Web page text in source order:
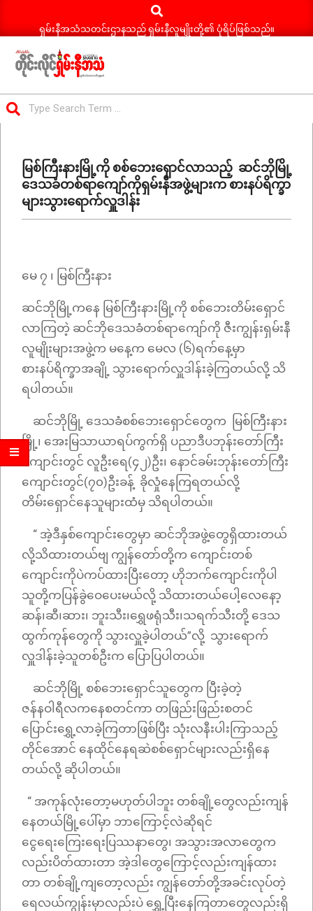
Search
ရှမ်းနီအသံသတင်းဌာနသည် ရှမ်းနီလူမျိုးတို့၏ ပုံရိပ်ဖြစ်သည်။
ရှမ်း
နီ
သတင်း
Menuမြစ်ကြီးနားမြို့ကို စစ်ဘေးရှောင်လာသည့် ဆင်ဘိုမြို့
ဒေသခံတစ်ရာကျော်ကိုရှမ်းနီအဖွဲ့များက စားနပ်ရိက္ခာ
များသွားရောက်လှူဒါန်း
မေ ၇ ၊ မြစ်ကြီးနား
ဆင်ဘိုမြို့ကနေ မြစ်ကြီးနားမြို့ကို စစ်ဘေးတိမ်းရှောင်
လာကြတဲ့ ဆင်ဘိုဒေသခံတစ်ရာကျော်ကို ဇီးကျွန်းရှမ်းနီ
လူမျိုးများအဖွဲ့က မနေ့က မေလ (၆)ရက်နေ့မှာ
စားနပ်ရိက္ခာအချို့ သွားရောက်လှူဒါန်းခဲ့ကြတယ်လို့ သိ
ရပါတယ်။
ဆင်ဘိုမြို့ ဒေသခံစစ်ဘေးရှောင်တွေက မြစ်ကြီးနား
မြို့၊ အေးမြသာယာရပ်ကွက်ရှိ ပညာဒီပဘုန်းတော်ကြီး
ကျောင်းတွင် လူဦးရေ(၄၂)ဦး၊ နောင်ခမ်းဘုန်းတော်ကြီး
ကျောင်းတွင်(၇၀)ဦးခန့် ခိုလှုံနေကြရတယ်လို့
တိမ်းရှောင်နေသူများထံမှ သိရပါတယ်။
“ အဲ့ဒီနှစ်ကျောင်းတွေမှာ ဆင်ဘိုအဖွဲ့တွေရှိထားတယ်
လို့သိထားတယ်ဗျ ကျွန်တော်တို့က ကျောင်းတစ်
ကျောင်းကိုပဲကပ်ထားပြီးတော့ ဟိုဘက်ကျောင်းကိုပါ
သူတို့ကပြန်ခွဲဝေပေးမယ်လို့ သိထားတယ်ပေါ့လေနော့
ဆန်၊ဆီ၊ဆား၊ ဘူးသီး၊ရွှေဖရုံသီး၊သရက်သီးတို့ ဒေသ
ထွက်ကုန်တွေကို သွားလှူခဲ့ပါတယ်”လို့ သွားရောက်
လှူဒါန်းခဲ့သူတစ်ဦးက ပြောပြပါတယ်။
ဆင်ဘိုမြို့ စစ်ဘေးရှောင်သူတွေက ပြီးခဲ့တဲ့
ဇန်နဝါရီလကနေစတင်ကာ တဖြည်းဖြည်းစတင်
ပြောင်းရွှေ့လာခဲ့ကြတာဖြစ်ပြီး သုံးလနီးပါးကြာသည့်
တိုင်အောင် နေထိုင်နေရဆဲစစ်ရှောင်များလည်းရှိနေ
တယ်လို့ ဆိုပါတယ်။
“ အကုန်လုံးတော့မဟုတ်ပါဘူး တစ်ချို့တွေလည်းကျန်
နေတယ်မြို့ပေါ်မှာ ဘာကြောင့်လဲဆိုရင်
ငွေရေးကြေးရေးပြဿနာတွေ၊ အသွားအလာတွေက
လည်းပိတ်ထားတာ အဲ့ဒါတွေကြောင့်လည်းကျန်ထား
တာ တစ်ချို့ကျတော့လည်း ကျွန်တော်တို့အခင်းလုပ်တဲ့
ရေလယ်ကျွန်းမှာလည်းပဲ ရွှေ့ပြီးနေကြတာတွေလည်းရှိ